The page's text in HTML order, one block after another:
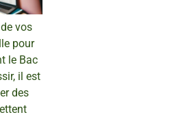
vos
pour
le Bac
il est
des